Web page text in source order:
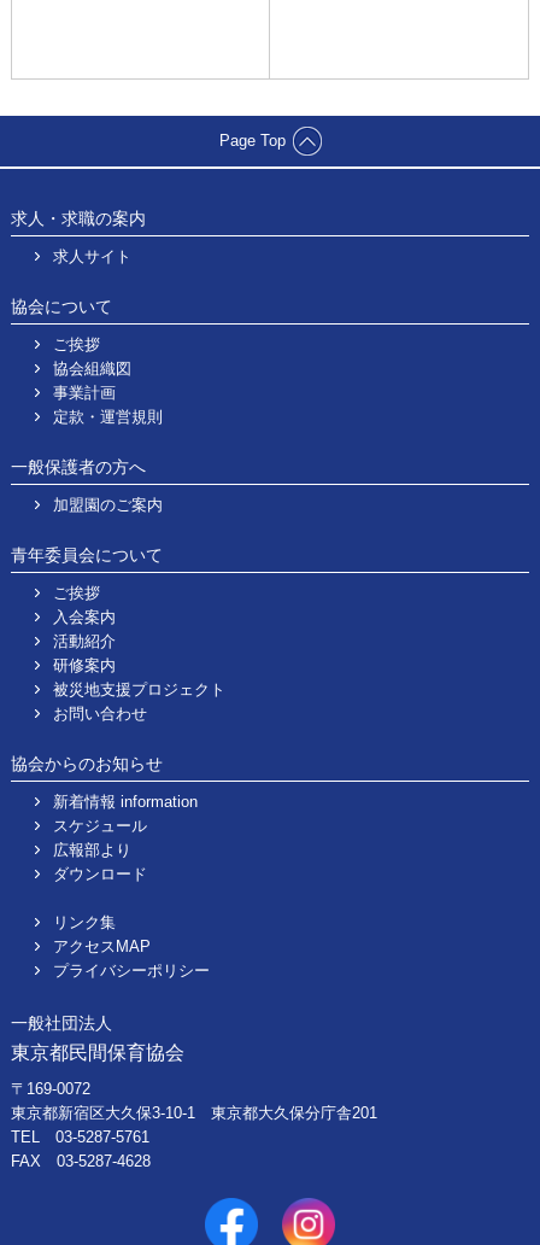
Page Top
求人・求職の案内
求人サイト
協会について
ご挨拶
協会組織図
事業計画
定款・運営規則
一般保護者の方へ
加盟園のご案内
青年委員会について
ご挨拶
入会案内
活動紹介
研修案内
被災地支援プロジェクト
お問い合わせ
協会からのお知らせ
新着情報 information
スケジュール
広報部より
ダウンロード
リンク集
アクセスMAP
プライバシーポリシー
一般社団法人
東京都民間保育協会
〒169-0072
東京都新宿区大久保3-10-1 東京都大久保分庁舎201
TEL 03-5287-5761
FAX 03-5287-4628